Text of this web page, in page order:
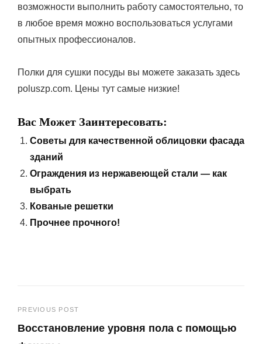
возможности выполнить работу самостоятельно, то
в любое время можно воспользоваться услугами
опытных профессионалов.
Полки для сушки посуды вы можете заказать здесь
poluszp.com. Цены тут самые низкие!
Вас Может Заинтересовать:
Советы для качественной облицовки фасада
зданий
Ограждения из нержавеющей стали — как
выбрать
Кованые решетки
Прочнее прочного!
Навигация
по
PREVIOUS POST
Восстановление уровня пола с помощью